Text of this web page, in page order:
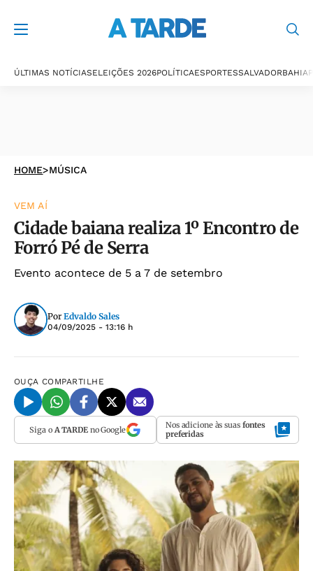
ÚLTIMAS NOTÍCIASELEIÇÕES 2026POLÍTICAESPORTESSALVADORBAHIA
HOME>MÚSICA
VEM AÍ
Cidade baiana realiza 1º Encontro de
Forró Pé de Serra
Evento acontece de 5 a 7 de setembro
Por Edvaldo Sales
04/09/2025 - 13:16 h
OUÇA COMPARTILHE
Siga o A TARDEno Google Nos adicione às suas fontes
preferidas